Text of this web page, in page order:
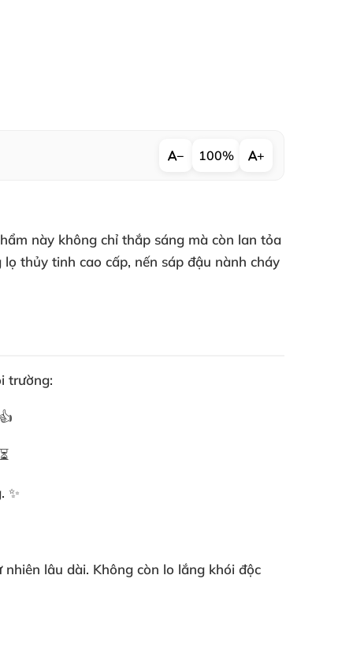
− 100% +
này không chỉ thắp sáng mà còn lan tỏa
thủy tinh cao cấp, nến sáp đậu nành cháy
trường:
✨
lâu dài. Không còn lo lắng khói độc